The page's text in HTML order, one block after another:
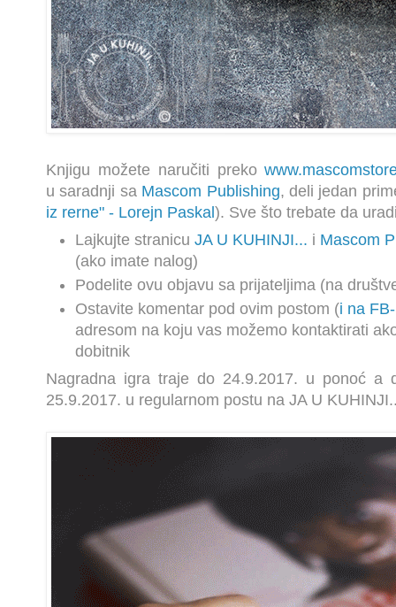
Knjigu možete naručiti preko
u saradnji sa Mascom Publishing, deli jedan
iz rerne" - Lorejn Paskal ). Sve što trebate da
Lajkujte stranicu JA U KUHINJI... i Mascom
(ako imate nalog)
Podelite ovu objavu sa prijateljima (na
Ostavite komentar pod ovim postom (i na
adresom na koju vas možemo kontaktirati
dobitnik
Nagradna igra traje do 24.9.2017. u ponoć a
25.9.2017. u regularnom postu na JA U